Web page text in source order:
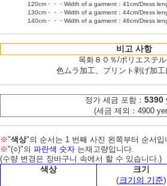
120cm・・・Width of a garment：41cm/Dress
130cm・・・Width of a garment：44cm/Dress
140cm・・・Width of a garment：46cm/Dress
비고 사항
목화８０％/ポリエステ
色ムラ加工、プリント剥げ加
정가 세금 포함： 5390
(세금 제외：4900
※"색상"의 순서는 1 번째 사진 왼쪽부터 순서입
※"(○)"의 파란색 숫자 는재고량입니다.
(수량 변경은 장바구니 속에서 할 수 있습니다.)
색상
크기
(크기의 기준)